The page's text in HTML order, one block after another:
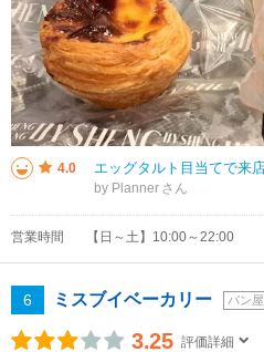
4.0
by Planner
営業時間 【日～土】10:00～22:00
6 ミスブイベーカリー パン屋
3.25 評価詳細